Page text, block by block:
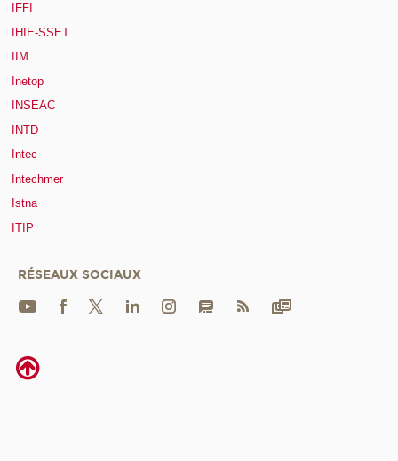
IFFI
IHIE-SSET
IIM
Inetop
INSEAC
INTD
Intec
Intechmer
Istna
ITIP
RÉSEAUX SOCIAUX